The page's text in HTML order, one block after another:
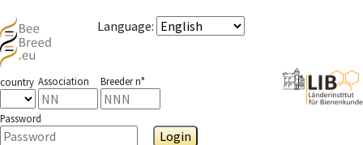
Language:
country Association Breeder n°
Password
Login